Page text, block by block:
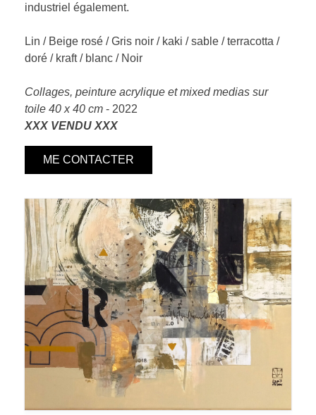
industriel également.
Lin / Beige rosé / Gris noir / kaki / sable / terracotta /
doré / kraft / blanc / Noir
Collages, peinture acrylique et mixed medias sur
toile 40 x 40 cm - 2022
XXX VENDU XXX
ME CONTACTER